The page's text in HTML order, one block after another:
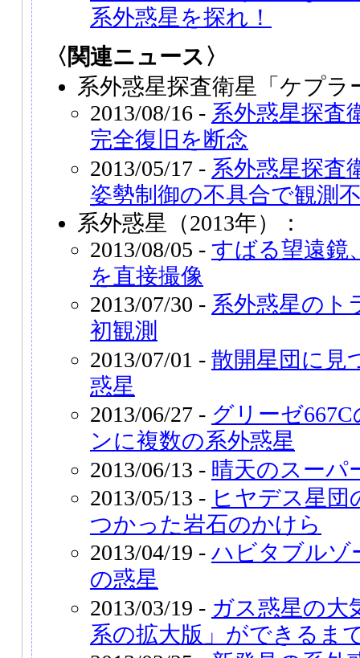
系外惑星を探れ！
〈関連ニュース〉
系外惑星探査衛星「ケプラ
2013/08/16 - 系外惑星探査
完全復旧を断念
2013/05/17 - 系外惑星探査
姿勢制御の不具合で観測
系外惑星（2013年）：
2013/08/05 - すばる望遠鏡
を直接撮像
2013/07/30 - 系外惑星のト
初観測
2013/07/01 - 散開星団に見
惑星
2013/06/27 - グリーゼ
ンに複数の系外惑星
2013/06/13 - 晴天のスーパ
2013/05/13 - ヒヤデス星団
つかった岩石のかけら
2013/04/19 - ハビタブルゾ
の惑星
2013/03/19 - ガス惑星の大
系の拡大版」ができるま